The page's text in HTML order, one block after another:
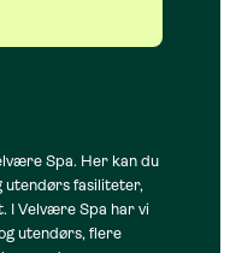
Spa. Her kan du
utendørs fasiliteter,
I Velvære Spa har vi
utendørs, flere